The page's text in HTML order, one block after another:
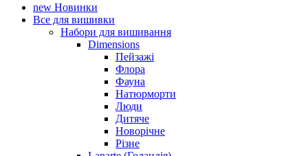
new Новинки
Все для вишивки
Набори для вишивання
Dimensions
Пейзажі
Флора
Фауна
Натюрморти
Люди
Дитяче
Новорічне
Різне